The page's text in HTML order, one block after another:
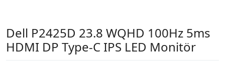
Dell P2425D 23.8 WQHD 100Hz 5ms
HDMI DP Type-C IPS LED Monitör